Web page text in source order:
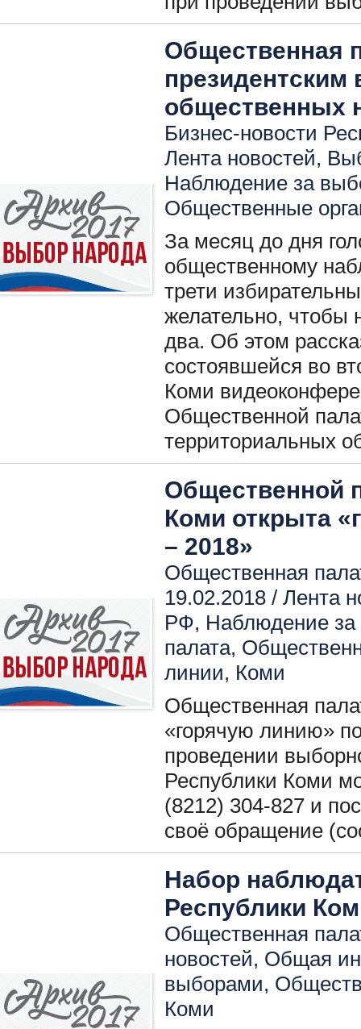
Общественная
общественных
Бизнес-новости
Лента новостей,
Наблюдение за
Общественные
За месяц до дня
общественному
трети
желательно, чтобы
два. Об этом
состоявшейся во
Коми
Общественной
территориальных
Общественной
Коми открыта
– 2018»
Общественная
19.02.2018 / Лента
РФ, Наблюдение
палата,
линии, Коми
Общественная
«горячую линию»
проведении
Республики Коми
(8212) 304-827 и
своё обращение
Набор
Республики
Общественная
новостей, Общая
выборами,
Коми